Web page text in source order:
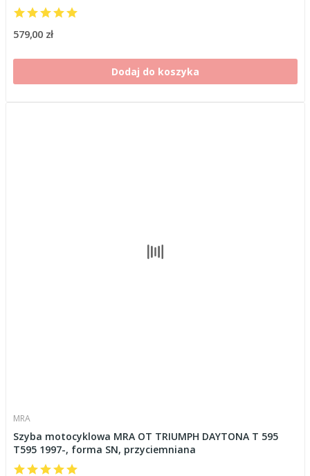
579,00 zł
Dodaj do koszyka
MRA
Szyba motocyklowa MRA OT TRIUMPH DAYTONA T 595
T595 1997-, forma SN, przyciemniana